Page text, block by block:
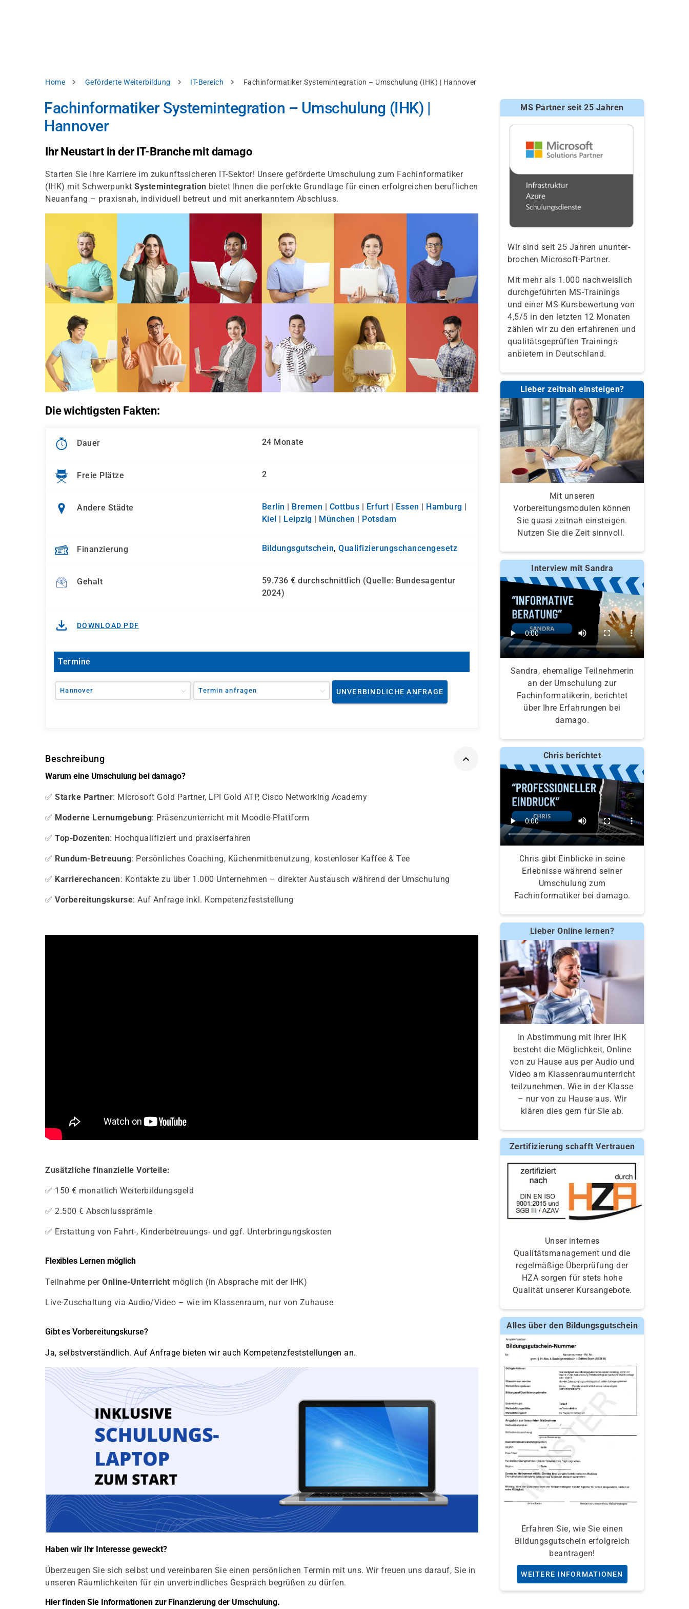
Pfadnavigation
Home Geförderte Weiterbildung IT-Bereich Fachinformatiker Systemintegration – Umschulung (IHK) | Hannover
Fachinformatiker Systemintegration – Umschulung (IHK) |
Hannover
Ihr Neustart in der IT-Branche mit damago
Starten Sie Ihre Karriere im zukunftssicheren IT-Sektor! Unsere geförderte Umschulung zum Fachinformatiker
(IHK) mit Schwerpunkt Systemintegration bietet Ihnen die perfekte Grundlage für einen erfolgreichen beruflichen
Neuanfang – praxisnah, individuell betreut und mit anerkanntem Abschluss.
Die wichtigsten Fakten:
Dauer 24 Monate
Freie Plätze 2
Andere Städte Berlin | Bremen | Cottbus | Erfurt | Essen | Hamburg |
Kiel | Leipzig | München | Potsdam
Finanzierung Bildungsgutschein, Qualifizierungs­chancen­gesetz
Gehalt
59.736 € durchschnittlich (Quelle: Bundesagentur
2024)
DOWNLOAD PDF
Termine
Hannover Termin anfragen UNVERBINDLICHE ANFRAGE
Beschreibung
Warum eine Umschulung bei damago?
✅ Starke Partner: Microsoft Gold Partner, LPI Gold ATP, Cisco Networking Academy
✅ Moderne Lernumgebung: Präsenzunterricht mit Moodle-Plattform
✅ Top-Dozenten: Hochqualifiziert und praxiserfahren
✅ Rundum-Betreuung: Persönliches Coaching, Küchenmitbenutzung, kostenloser Kaffee & Tee
✅ Karrierechancen: Kontakte zu über 1.000 Unternehmen – direkter Austausch während der Umschulung
✅ Vorbereitungskurse: Auf Anfrage inkl. Kompetenzfeststellung
Zusätzliche finanzielle Vorteile:
✅ 150 € monatlich Weiterbildungsgeld
✅ 2.500 € Abschlussprämie
✅ Erstattung von Fahrt-, Kinderbetreuungs- und ggf. Unterbringungskosten
Flexibles Lernen möglich
Teilnahme per Online-Unterricht möglich (in Absprache mit der IHK)
Live-Zuschaltung via Audio/Video – wie im Klassenraum, nur von Zuhause
Gibt es Vorbereitungskurse?
Ja, selbstverständlich. Auf Anfrage bieten wir auch Kompetenzfeststellungen an.
Haben wir Ihr Interesse geweckt?
Überzeugen Sie sich selbst und vereinbaren Sie einen persönlichen Termin mit uns. Wir freuen uns darauf, Sie in
unseren Räumlichkeiten für ein unverbindliches Gespräch begrüßen zu dürfen.
Hier finden Sie Informationen zur Finanzierung der Umschulung.
MS Partner seit 25 Jahren
Wir sind seit 25 Jahren ununter-
brochen Microsoft-Partner.
Mit mehr als 1.000 nachweislich
durchgeführten MS-Trainings
und einer MS-Kursbewertung von
4,5/5 in den letzten 12 Monaten
zählen wir zu den erfahrenen und
qualitäts­geprüften Trainings­
anbietern in Deutschland.
Lieber zeitnah einsteigen?
Mit unseren
Vorbereitungsmodulen können
Sie quasi zeitnah einsteigen.
Nutzen Sie die Zeit sinnvoll.
Interview mit Sandra
Sandra, ehemalige Teilnehmerin
an der Umschulung zur
Fachinformatikerin, berichtet
über Ihre Erfahrungen bei
damago.
Chris berichtet
Chris gibt Einblicke in seine
Erlebnisse während seiner
Umschulung zum
Fachinformatiker bei damago.
Lieber Online lernen?
In Abstimmung mit Ihrer IHK
besteht die Möglichkeit, Online
von zu Hause aus per Audio und
Video am Klassenraumunterricht
teilzunehmen. Wie in der Klasse
– nur von zu Hause aus. Wir
klären dies gern für Sie ab.
Zertifizierung schafft Vertrauen
Unser internes
Qualitätsmanagement und die
regelmäßige Überprüfung der
HZA sorgen für stets hohe
Qualität unserer Kursangebote.
Alles über den Bildungsgutschein
Erfahren Sie, wie Sie einen
Bildungsgutschein erfolgreich
beantragen!
WEITERE INFORMATIONEN
Einstellungen
Datenschutzhinweis